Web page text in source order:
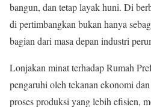
bangun, dan tetap layak huni. Di
di pertimbangkan bukan hanya
bagian dari masa depan industri
Lonjakan minat terhadap Rumah
pengaruhi oleh tekanan ekonomi
proses produksi yang lebih efisien,